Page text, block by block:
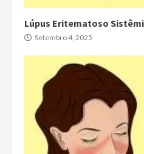
Lúpus Eritematoso
Setembro 4, 2025